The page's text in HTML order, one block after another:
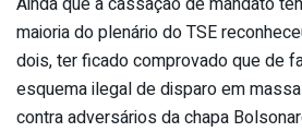
maioria do plenário do TSE
dois, ter ficado comprovado que de
esquema ilegal de disparo em
contra adversários da chapa